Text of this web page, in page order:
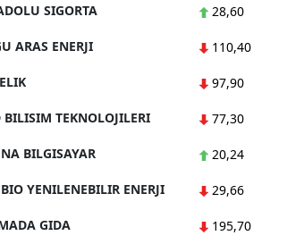
SIGORTA 28,60
ARAS ENERJI 110,40
97,90
BILISIM TEKNOLOJILERI 77,30
BILGISAYAR 20,24
YENILENEBILIR ENERJI 29,66
GIDA 195,70